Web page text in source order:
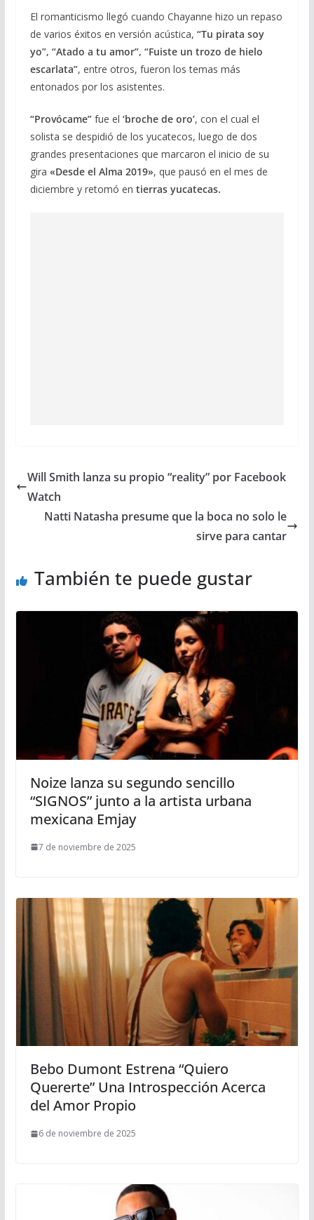
El romanticismo llegó cuando Chayanne hizo un repaso
de varios éxitos en versión acústica, “Tu pirata soy
yo”, “Atado a tu amor”, “Fuiste un trozo de hielo
escarlata”, entre otros, fueron los temas más
entonados por los asistentes.
“Provócame”fue el ‘broche de oro’, con el cual el
solista se despidió de los yucatecos, luego de dos
grandes presentaciones que marcaron el inicio de su
gira «Desde el Alma 2019», que pausó en el mes de
diciembre y retomó en tierras yucatecas.
Will Smith lanza su propio “reality” por Facebook
Watch
Natti Natasha presume que la boca no solo le
sirve para cantar
También te puede gustar
Noize lanza su segundo sencillo
“SIGNOS” junto a la artista urbana
mexicana Emjay
7 de noviembre de 2025
Bebo Dumont Estrena “Quiero
Quererte” Una Introspección Acerca
del Amor Propio
6 de noviembre de 2025